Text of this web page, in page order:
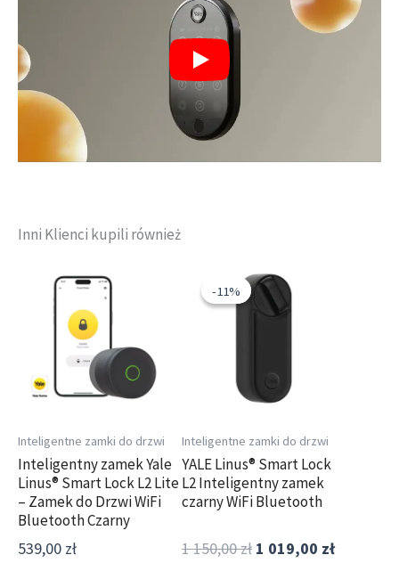
Inni Klienci kupili również
Inteligentne zamki do drzwi
Inteligentny zamek Yale
Linus® Smart Lock L2 Lite
– Zamek do Drzwi WiFi
Bluetooth Czarny
539,00 zł
-11%
-11%
Inteligentne zamki do drzwi
YALE Linus® Smart Lock
L2 Inteligentny zamek
czarny WiFi Bluetooth
1 150,00zł
cena
wynosiła:
1 019,00 zł